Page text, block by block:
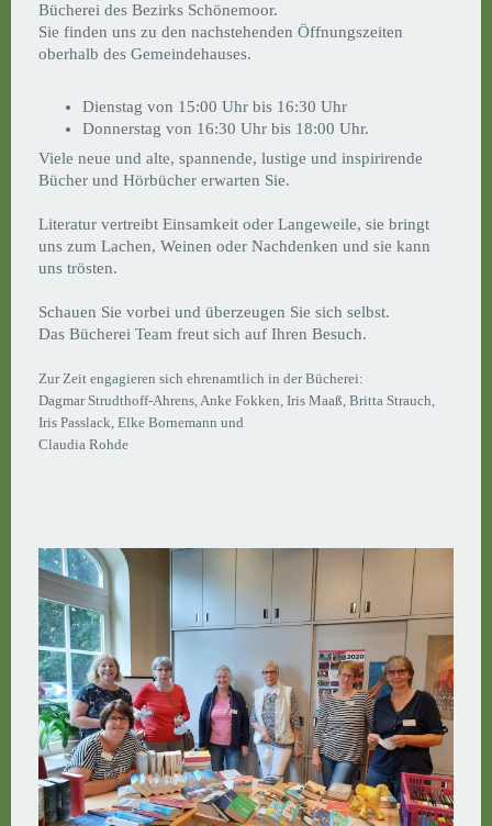
Bücherei des Bezirks Schönemoor.
Sie finden uns zu den nachstehenden Öffnungszeiten
oberhalb des Gemeindehauses.
Dienstag von 15:00 Uhr bis 16:30 Uhr
Donnerstag von 16:30 Uhr bis 18:00 Uhr.
Viele neue und alte, spannende, lustige und inspirirende
Bücher und Hörbücher erwarten Sie.
Literatur vertreibt Einsamkeit oder Langeweile, sie bringt
uns zum Lachen, Weinen oder Nachdenken und sie kann
uns trösten.
Schauen Sie vorbei und überzeugen Sie sich selbst.
Das Bücherei Team freut sich auf Ihren Besuch.
Zur Zeit engagieren sich ehrenamtlich in der Bücherei:
Dagmar Strudthoff-Ahrens, Anke Fokken, Iris Maaß, Britta Strauch,
Iris Passlack, Elke Bornemann und
Claudia Rohde